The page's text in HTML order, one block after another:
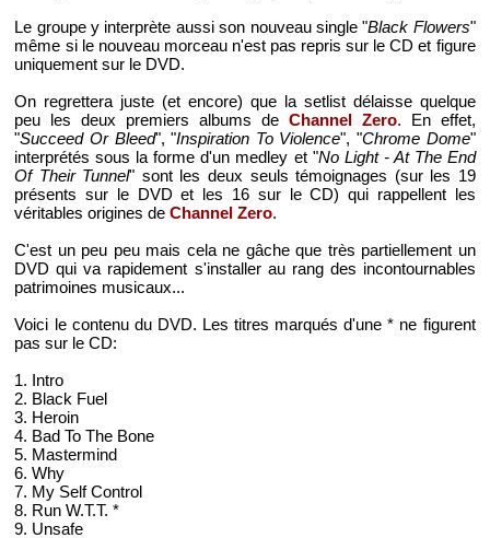
Le groupe y interprète aussi son nouveau single "Black Flowers"
même si le nouveau morceau n'est pas repris sur le CD et figure
uniquement sur le DVD.
On regrettera juste (et encore) que la setlist délaisse quelque
peu les deux premiers albums de Channel Zero. En effet,
"Succeed Or Bleed", "Inspiration To Violence", "Chrome Dome"
interprétés sous la forme d'un medley et "No Light - At The End
Of Their Tunnel" sont les deux seuls témoignages (sur les 19
présents sur le DVD et les 16 sur le CD) qui rappellent les
véritables origines deChannel Zero.
C'est un peu peu mais cela ne gâche que très partiellement un
DVD qui va rapidement s'installer au rang des incontournables
patrimoines musicaux...
Voici le contenu du DVD. Les titres marqués d'une * ne figurent
pas sur le CD:
1. Intro
2. Black Fuel
3. Heroin
4. Bad To The Bone
5. Mastermind
6. Why
7. My Self Control
8. Run W.T.T. *
9. Unsafe